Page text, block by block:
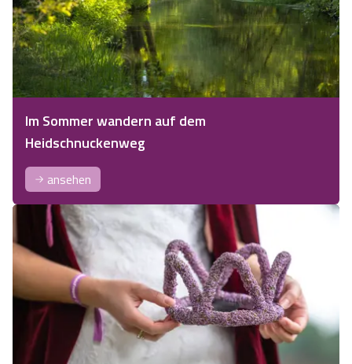
Im Sommer wandern auf dem
Heidschnuckenweg
ansehen